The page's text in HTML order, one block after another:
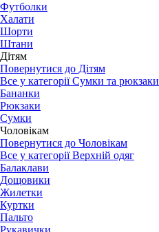
Футболки
Халати
Шорти
Штани
Дітям
Повернутися до Дітям
Все у категорії Сумки та рюкзаки
Бананки
Рюкзаки
Сумки
Чоловікам
Повернутися до Чоловікам
Все у категорії Верхній одяг
Балаклави
Дощовики
Жилетки
Куртки
Пальто
Рукавички